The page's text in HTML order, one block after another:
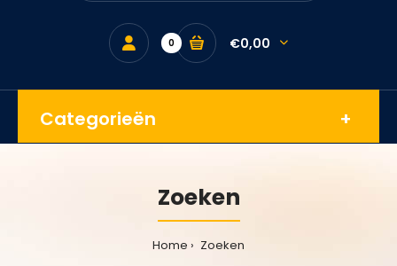
0 €0,00
Categorieën
Zoeken
Home
Zoeken